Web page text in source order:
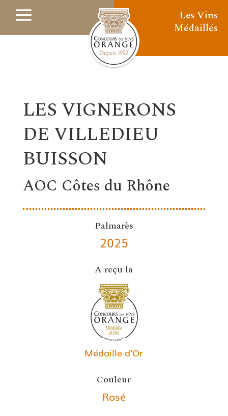
Les Vins
Médaillés
LES VIGNERONS
DE VILLEDIEU
BUISSON
AOC Côtes du Rhône
Palmarès
2025
A reçu la
Médaille d'Or
Couleur
Rosé